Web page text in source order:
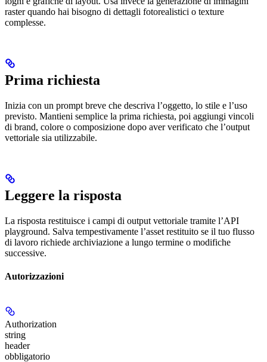
raster quando hai bisogno di dettagli fotorealistici o texture
complesse.
Prima richiesta
Inizia con un prompt breve che descriva l’oggetto, lo stile e l’uso
previsto. Mantieni semplice la prima richiesta, poi aggiungi vincoli
di brand, colore o composizione dopo aver verificato che l’output
vettoriale sia utilizzabile.
Leggere la risposta
La risposta restituisce i campi di output vettoriale tramite l’API
playground. Salva tempestivamente l’asset restituito se il tuo flusso
di lavoro richiede archiviazione a lungo termine o modifiche
successive.
Autorizzazioni
Authorization
string
header
obbligatorio